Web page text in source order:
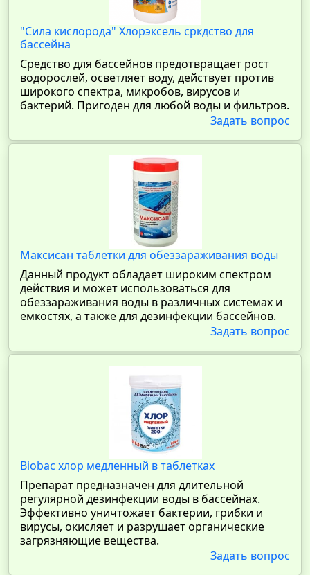
"Сила кислорода" Хлорэксель сркдство для
бассейна
Средство для бассейнов предотвращает рост
водорослей, осветляет воду, действует против
широкого спектра, микробов, вирусов и
бактерий. Пригоден для любой воды и фильтров.
Задать вопрос
Максисан таблетки для обеззараживания воды
Данный продукт обладает широким спектром
действия и может использоваться для
обеззараживания воды в различных системах и
емкостях, а также для дезинфекции бассейнов.
Задать вопрос
Biobac хлор медленный в таблетках
Препарат предназначен для длительной
регулярной дезинфекции воды в бассейнах.
Эффективно уничтожает бактерии, грибки и
вирусы, окисляет и разрушает органические
загрязняющие вещества.
Задать вопрос